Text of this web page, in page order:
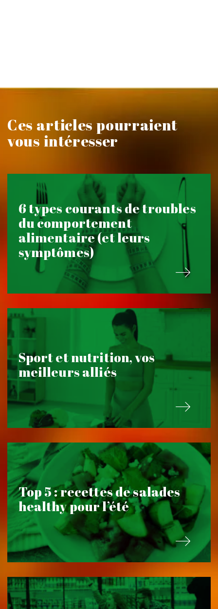
Ces articles pourraient
vous intéresser
6 types courants de troubles
du comportement
alimentaire (et leurs
symptômes)
Sport et nutrition, vos
meilleurs alliés
Top 5 : recettes de salades
healthy pour l’été